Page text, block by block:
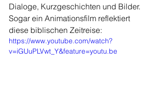
Dialoge, Kurzgeschichten und Bilder.
Sogar ein Animationsfilm reflektiert
diese biblischen Zeitreise:
https://www.youtube.com/watch?
v=iGUuPLVwt_Y&feature=youtu.be